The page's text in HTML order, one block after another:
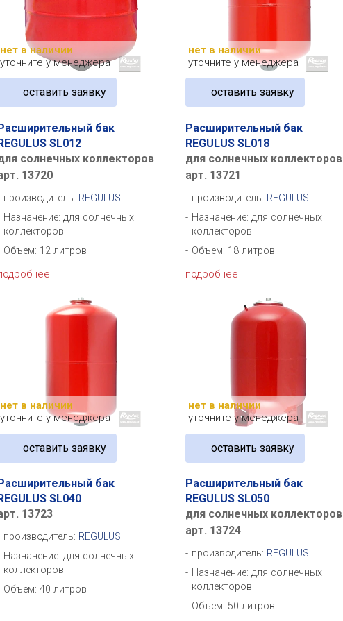
бак
SL012
солнечных коллекторов
13720
производитель: REGULUS
Назначение: для солнечных
коллекторов
Объем: 12 литров
нет в наличии
уточните у менеджера
оставить заявку
Расширительный бак
REGULUS SL018
для солнечных коллекторов
арт. 13721
производитель: REGULUS
Назначение: для солнечных
коллекторов
Объем: 18 литров
подробнее
нет в наличии
уточните у менеджера
оставить заявку
бак
SL040
13723
производитель: REGULUS
Назначение: для солнечных
коллекторов
Объем: 40 литров
нет в наличии
уточните у менеджера
оставить заявку
Расширительный бак
REGULUS SL050
для солнечных коллекторов
арт. 13724
производитель: REGULUS
Назначение: для солнечных
коллекторов
Объем: 50 литров
нет в наличии
уточните у менеджера
оставить заявку